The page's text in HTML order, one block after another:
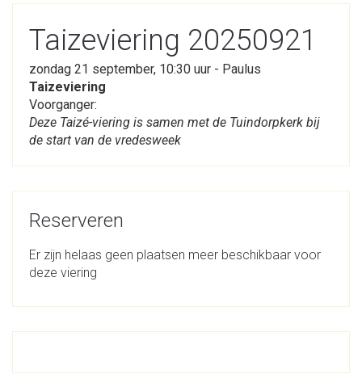
Taizeviering 20250921
zondag 21 september, 10:30 uur - Paulus
Taizeviering
Voorganger:
Deze Taizé-viering is samen met de Tuindorpkerk bij
de start van de vredesweek
Reserveren
Er zijn helaas geen plaatsen meer beschikbaar voor
deze viering